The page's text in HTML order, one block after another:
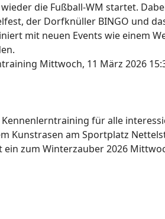
die Fußball-WM startet.
der Dorfknüller BINGO und
mit neuen Events wie einem
Mittwoch, 11 März 2026
für alle
Kunstrasen am Sportplatz
ein zum Winterzauber 2026